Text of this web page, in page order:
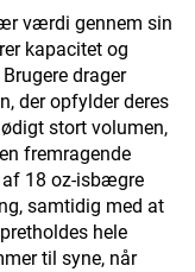
værdi gennem sin
kapacitet og
drager
der opfylder deres
stort volumen,
fremragende
18 oz-isbægre
samtidig med at
hele
til syne, når